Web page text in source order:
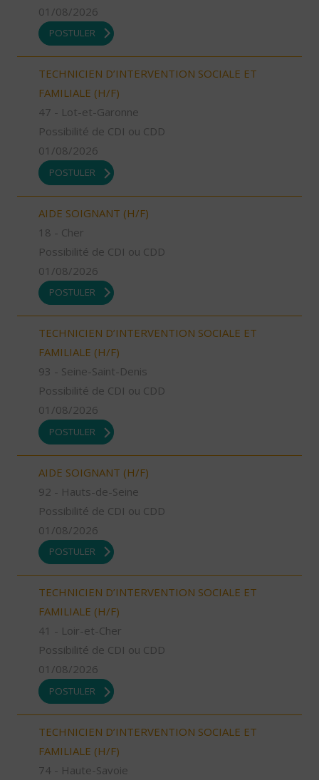
01/08/2026
POSTULER
TECHNICIEN D’INTERVENTION SOCIALE ET
FAMILIALE (H/F)
47 - Lot-et-Garonne
Possibilité de CDI ou CDD
01/08/2026
POSTULER
AIDE SOIGNANT (H/F)
18 - Cher
Possibilité de CDI ou CDD
01/08/2026
POSTULER
TECHNICIEN D’INTERVENTION SOCIALE ET
FAMILIALE (H/F)
93 - Seine-Saint-Denis
Possibilité de CDI ou CDD
01/08/2026
POSTULER
AIDE SOIGNANT (H/F)
92 - Hauts-de-Seine
Possibilité de CDI ou CDD
01/08/2026
POSTULER
TECHNICIEN D’INTERVENTION SOCIALE ET
FAMILIALE (H/F)
41 - Loir-et-Cher
Possibilité de CDI ou CDD
01/08/2026
POSTULER
TECHNICIEN D’INTERVENTION SOCIALE ET
FAMILIALE (H/F)
74 - Haute-Savoie